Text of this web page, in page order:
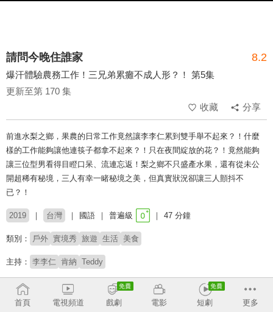
請問今晚住誰家 8.2
爆汗體驗農務工作！三兄弟累癱不成人形？！ 第5集
更新至第 170 集
收藏
分享
前進水梨之鄉，果農的日常工作竟然讓李李仁累到雙手舉不起來？！什麼
樣的工作能夠讓他連筷子都拿不起來？！只在夜間綻放的花？！竟然能夠
讓三位型男看得目瞪口呆、流連忘返！梨之鄉不只盛產水果，還有從未公
開超稀有秘境，三人有幸一睹秘境之美，但真實狀況卻讓三人顫抖不
已？！
2019 台灣 國語 普遍級 47 分鐘
類別： 戶外 實境秀 旅遊 生活 美食
主持： 李李仁 肯納 Teddy
# 美食探索 # 旅遊實境 # 戶外冒險# 上山下海# 打工換宿
首頁 電視頻道 戲劇 電影 短劇 更多